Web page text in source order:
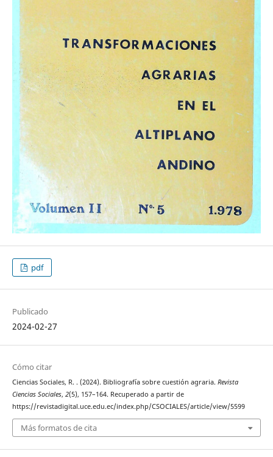
pdf
Publicado
2024-02-27
Cómo citar
Ciencias Sociales, R. . (2024). Bibliografía sobre cuestión agraria. Revista
Ciencias Sociales, 2(5), 157–164. Recuperado a partir de
https://revistadigital.uce.edu.ec/index.php/CSOCIALES/article/view/5599
Más formatos de cita